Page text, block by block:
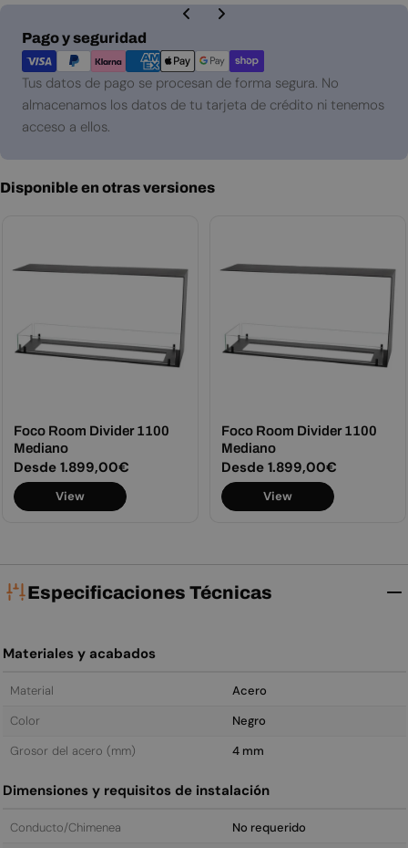
Pago y seguridad
Métodos
de
pago
Tus datos de pago se procesan de forma segura. No
almacenamos los datos de tu tarjeta de crédito ni tenemos
acceso a ellos.
Disponible en otras versiones
Foco Room Divider 1100
Mediano
Precio
habitual
Desde 1.899,00€
View
Foco Room Divider 1100
Mediano
Precio
habitual
Desde 1.899,00€
View
Especificaciones Técnicas
Materiales y acabados
Material
Acero
Color
Negro
Grosor del acero (mm)
4 mm
Dimensiones y requisitos de instalación
Conducto/Chimenea
No requerido